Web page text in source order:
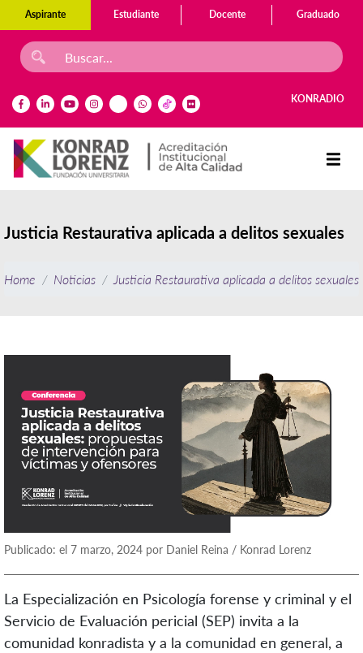
Aspirante Estudiante Docente Graduado
KONRADIO
Justicia Restaurativa aplicada a delitos sexuales
Home Noticias Justicia Restaurativa aplicada a delitos sexuales
Publicado: el 7 marzo, 2024 por Daniel Reina / Konrad Lorenz
La Especialización en Psicología forense y criminal y el
Servicio de Evaluación pericial (SEP) invita a la
comunidad konradista y a la comunidad en general, a